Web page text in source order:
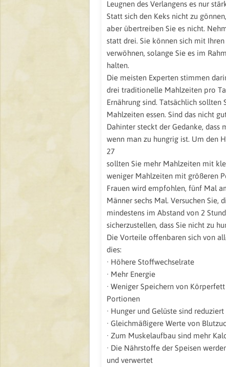
Leugnen des Verlangens es nur
Statt sich den Keks nicht zu
aber übertreiben Sie es nicht.
statt drei. Sie können sich mit
verwöhnen, solange Sie es im
halten.
Die meisten Experten stimmen
drei traditionelle Mahlzeiten pro
Ernährung sind. Tatsächlich sollten
Mahlzeiten essen. Sind das nicht
Dahinter steckt der Gedanke, dass
wenn man zu hungrig ist. Um den
27
sollten Sie mehr Mahlzeiten mit
weniger Mahlzeiten mit größeren
Frauen wird empfohlen, fünf Mal
Männer sechs Mal. Versuchen Sie,
mindestens im Abstand von 2
sicherzustellen, dass Sie nicht zu
Die Vorteile offenbaren sich von
dies:
· Höhere Stoffwechselrate
· Mehr Energie
· Weniger Speichern von
Portionen
· Hunger und Gelüste sind reduziert
· Gleichmäßigere Werte von
· Zum Muskelaufbau sind mehr
· Die Nährstoffe der Speisen
und verwertet